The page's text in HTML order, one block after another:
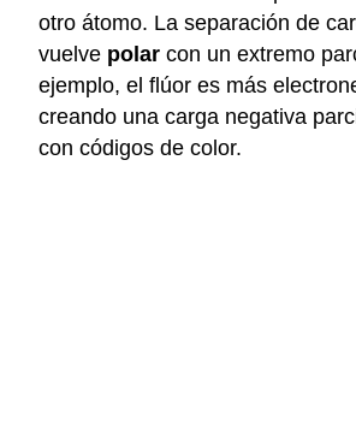
otro átomo. La separación de
vuelve polar con un extremo
ejemplo, el flúor es más
creando una carga negativa
con códigos de color.